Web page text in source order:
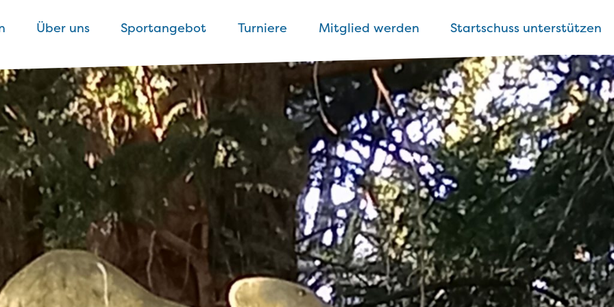
Über uns Sportangebot Turniere Mitglied werden Startschuss unterstützen